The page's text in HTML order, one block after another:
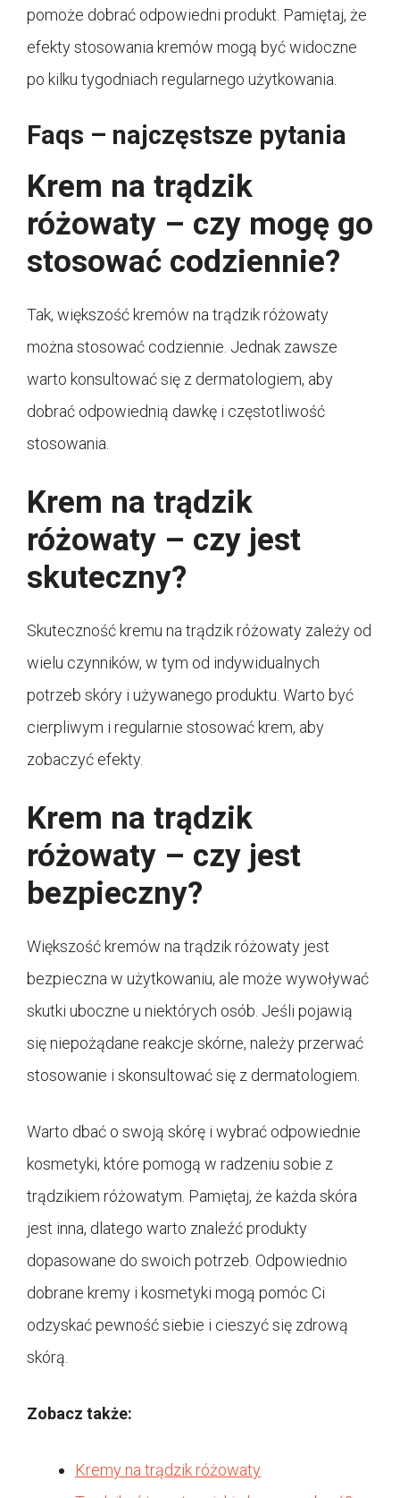
pomoże dobrać odpowiedni produkt. Pamiętaj, że
efekty stosowania kremów mogą być widoczne
po kilku tygodniach regularnego użytkowania.
Faqs – najczęstsze pytania
Krem na trądzik
różowaty – czy mogę go
stosować codziennie?
Tak, większość kremów na trądzik różowaty
można stosować codziennie. Jednak zawsze
warto konsultować się z dermatologiem, aby
dobrać odpowiednią dawkę i częstotliwość
stosowania.
Krem na trądzik
różowaty – czy jest
skuteczny?
Skuteczność kremu na trądzik różowaty zależy od
wielu czynników, w tym od indywidualnych
potrzeb skóry i używanego produktu. Warto być
cierpliwym i regularnie stosować krem, aby
zobaczyć efekty.
Krem na trądzik
różowaty – czy jest
bezpieczny?
Większość kremów na trądzik różowaty jest
bezpieczna w użytkowaniu, ale może wywoływać
skutki uboczne u niektórych osób. Jeśli pojawią
się niepożądane reakcje skórne, należy przerwać
stosowanie i skonsultować się z dermatologiem.
Warto dbać o swoją skórę i wybrać odpowiednie
kosmetyki, które pomogą w radzeniu sobie z
trądzikiem różowatym. Pamiętaj, że każda skóra
jest inna, dlatego warto znaleźć produkty
dopasowane do swoich potrzeb. Odpowiednio
dobrane kremy i kosmetyki mogą pomóc Ci
odzyskać pewność siebie i cieszyć się zdrową
skórą.
Zobacz także:
Kremy na trądzik różowaty